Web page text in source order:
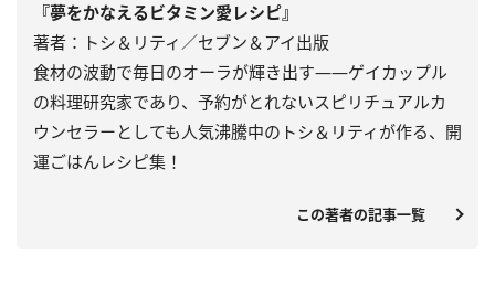
『夢をかなえるビタミン愛レシピ』
著者：トシ＆リティ／セブン＆アイ出版
食材の波動で毎日のオーラが輝き出す――ゲイカップル
の料理研究家であり、予約がとれないスピリチュアルカ
ウンセラーとしても人気沸騰中のトシ＆リティが作る、開
運ごはんレシピ集！
この著者の記事一覧